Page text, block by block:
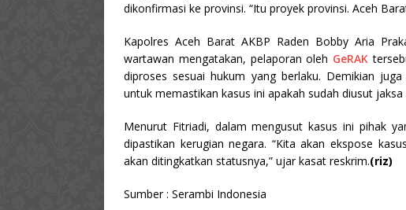
dikonfirmasi ke provinsi. “Itu proyek provinsi. Aceh
Kapolres Aceh Barat AKBP Raden Bobby Aria
wartawan mengatakan, pelaporan oleh GeRAK
diproses sesuai hukum yang berlaku. Demikian
untuk memastikan kasus ini apakah sudah diusut
Menurut Fitriadi, dalam mengusut kasus ini pihak
dipastikan kerugian negara. “Kita akan ekspose
akan ditingkatkan statusnya,” ujar kasat reskrim.(riz)
Sumber : Serambi Indonesia